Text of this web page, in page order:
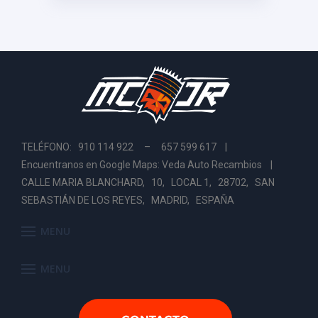
TELÉFONO: 910 114 922 – 657 599 617 |
Encuentranos en Google Maps: Veda Auto Recambios
CALLE MARIA BLANCHARD, 10, LOCAL 1, 28702, SAN
SEBASTIÁN DE LOS REYES, MADRID, ESPAÑA
MENU
MENU